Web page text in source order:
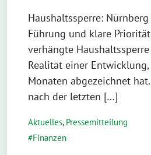
Haushaltssperre:
Führung und klare
verhängte
Realität einer
Monaten abgezeichnet
nach der letzten […]
Aktuelles, Pressemitteilung
Finanzen